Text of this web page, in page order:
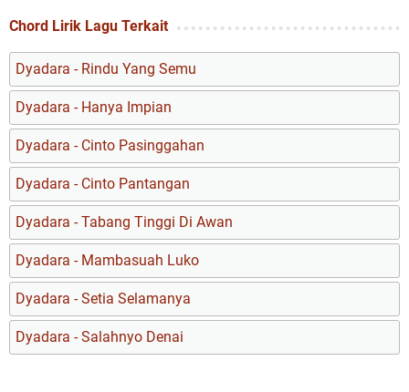
Chord Lirik Lagu Terkait
Dyadara - Rindu Yang Semu
Dyadara - Hanya Impian
Dyadara - Cinto Pasinggahan
Dyadara - Cinto Pantangan
Dyadara - Tabang Tinggi Di Awan
Dyadara - Mambasuah Luko
Dyadara - Setia Selamanya
Dyadara - Salahnyo Denai